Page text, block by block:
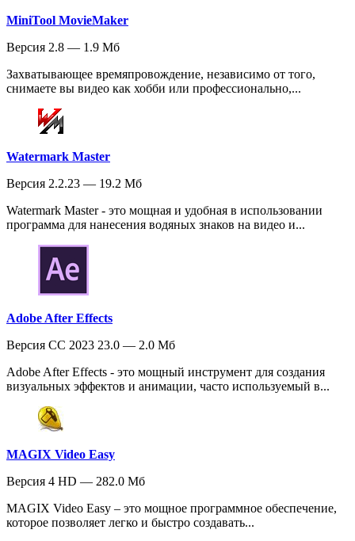
MiniTool MovieMaker
Версия 2.8 — 1.9 Мб
Захватывающее времяпровождение, независимо от того,
снимаете вы видео как хобби или профессионально,...
Watermark Master
Версия 2.2.23 — 19.2 Мб
Watermark Master - это мощная и удобная в использовании
программа для нанесения водяных знаков на видео и...
Adobe After Effects
Версия CC 2023 23.0 — 2.0 Мб
Adobe After Effects - это мощный инструмент для создания
визуальных эффектов и анимации, часто используемый в...
MAGIX Video Easy
Версия 4 HD — 282.0 Мб
MAGIX Video Easy – это мощное программное обеспечение,
которое позволяет легко и быстро создавать...